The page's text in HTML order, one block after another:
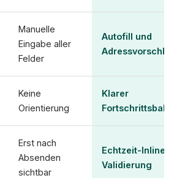
Manuelle
Eingabe aller
Felder
Autofill und
Keine
Orientierung
Klarer
Erst nach
Absenden
sichtbar
Echtzeit-Inline-
Validierung